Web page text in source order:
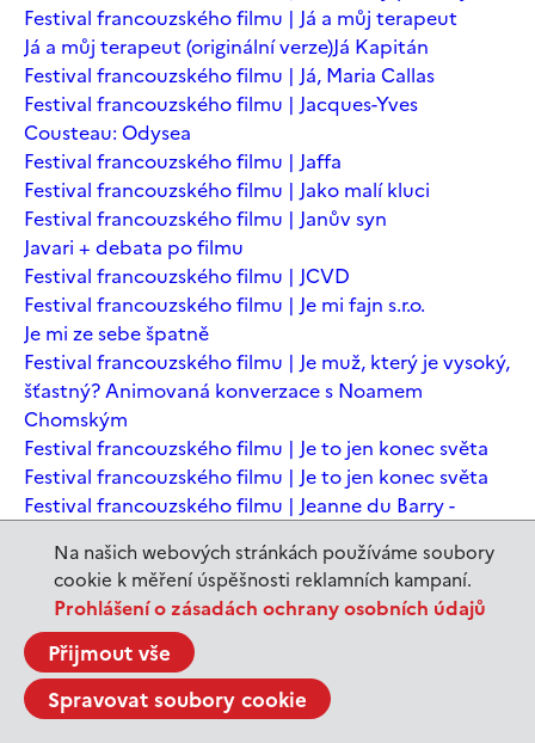
Na našich webových stránkách používáme soubory
cookie k měření úspěšnosti reklamních kampaní.
Prohlášení o zásadách ochrany osobních údajů
Přijmout vše
Spravovat soubory cookie
Festival francouzského filmu | Já a můj terapeut
Já a můj terapeut (originální verze)Já Kapitán
Festival francouzského filmu | Já, Maria Callas
Festival francouzského filmu | Jacques-Yves
Cousteau: Odysea
Festival francouzského filmu | Jaffa
Festival francouzského filmu | Jako malí kluci
Festival francouzského filmu | Janův syn
Javari + debata po filmu
Festival francouzského filmu | JCVD
Festival francouzského filmu | Je mi fajn s.r.o.
Je mi ze sebe špatně
Festival francouzského filmu | Je muž, který je vysoký,
šťastný? Animovaná konverzace s Noamem
Chomským
Festival francouzského filmu | Je to jen konec světa
Festival francouzského filmu | Je to jen konec světa
Festival francouzského filmu | Jeanne du Barry -
Jeanne du Barry – Králova milenka
JEDEN SVĚT | Alláh není povinen
JEDEN SVĚT | Až mě zabásnou
JEDEN SVĚT | Carmela a ti, co prochází
JEDEN SVĚT | Dítě prachu
JEDEN SVĚT | Drobná nehoda